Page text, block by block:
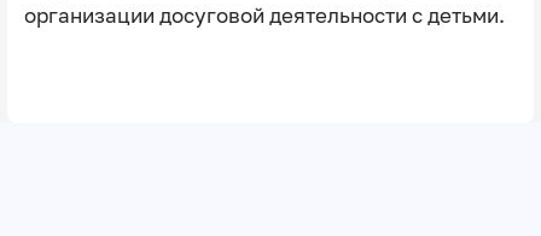
организации досуговой деятельности с детьми.